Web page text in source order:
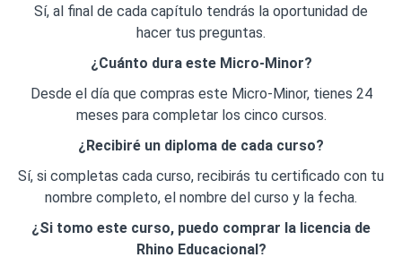
Sí, al final de cada capítulo tendrás la oportunidad de
hacer tus preguntas.
¿Cuánto dura este Micro-Minor?
Desde el día que compras este Micro-Minor, tienes 24
meses para completar los cinco cursos.
¿Recibiré un diploma de cada curso?
Sí, si completas cada curso, recibirás tu certificado con tu
nombre completo, el nombre del curso y la fecha.
¿Si tomo este curso, puedo comprar la licencia de
Rhino Educacional?